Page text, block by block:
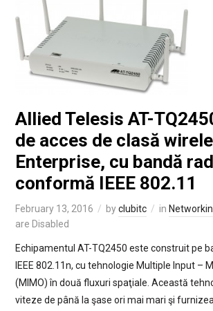
Allied Telesis AT-
de acces de clasă
Enterprise, cu bandă
conformă IEEE 802.11
February 13, 2016 byclubitc in
are Disabled
Echipamentul AT-TQ2450 este construit pe
IEEE 802.11n, cu tehnologie Multiple Input –
(MIMO) în două fluxuri spaţiale. Această
viteze de până la şase ori mai mari şi